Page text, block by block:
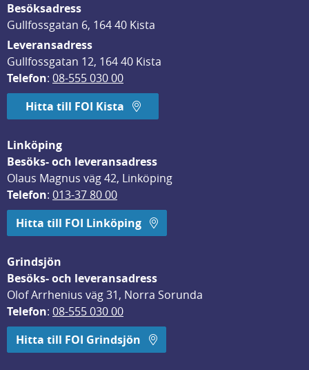
Besöksadress
Gullfossgatan 6, 164 40 Kista
Leveransadress
Gullfossgatan 12, 164 40 Kista
Telefon: 08-555 030 00
Hitta till FOI Kista
Linköping
Besöks- och leveransadress
Olaus Magnus väg 42, Linköping
Telefon: 013-37 80 00
Hitta till FOI Linköping
Grindsjön
Besöks- och leveransadress
Olof Arrhenius väg 31, Norra Sorunda
Telefon: 08-555 030 00
Hitta till FOI Grindsjön